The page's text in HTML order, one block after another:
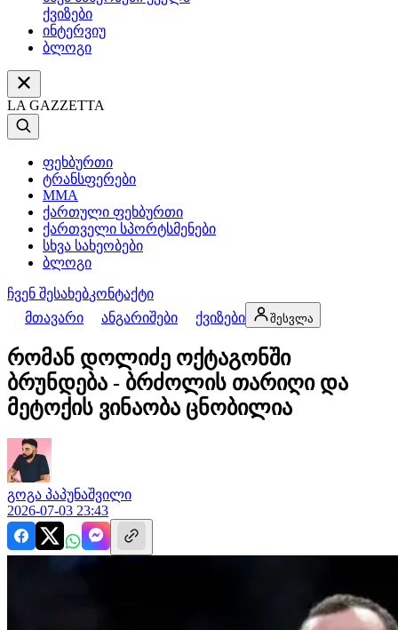
ქვიზები
ინტერვიუ
ბლოგი
LA GAZZETTA
ფეხბურთი
ტრანსფერები
MMA
ქართული ფეხბურთი
ქართველი სპორტსმენები
სხვა სახეობები
ბლოგი
ჩვენ შესახებკონტაქტი
მთავარი
ანგარიშები ქვიზები შესვლა
რომან დოლიძე ოქტაგონში
ბრუნდება - ბრძოლის თარიღი და
მეტოქის ვინაობა ცნობილია
გოგა პაპუნაშვილი
2026-07-03 23:43